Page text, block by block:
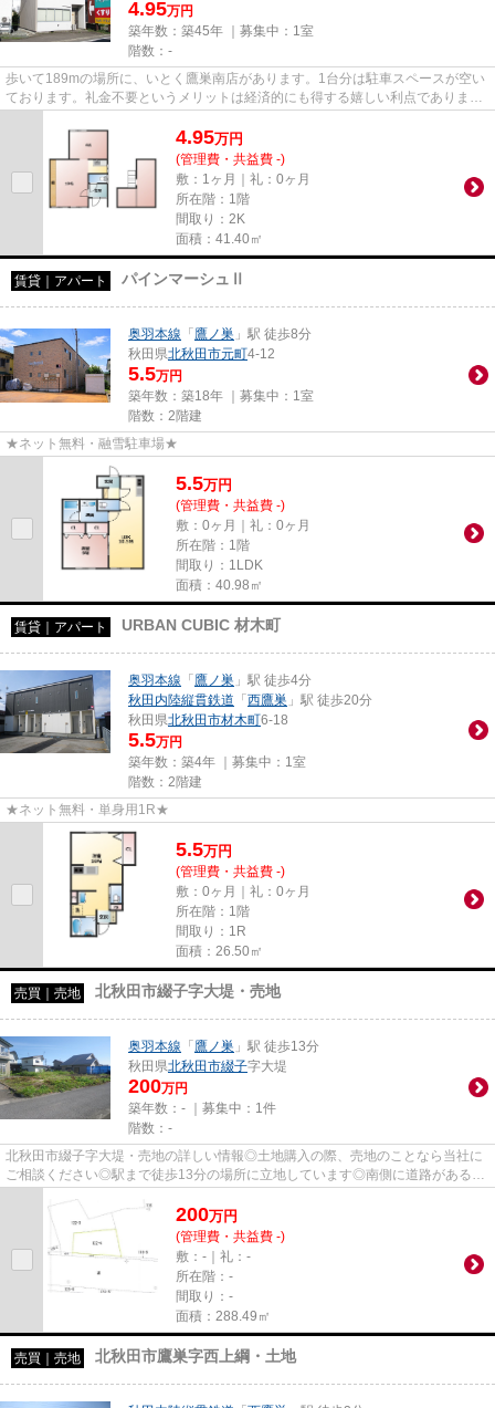
4.95万円
築年数：築45年 ｜募集中： 1室
階数：-
歩いて189mの場所に、いとく鷹巣南店があります。1台分は駐車スペースが空い
ております。礼金不要というメリットは経済的にも得する嬉しい利点でありま
4.95万円
(管理費・共益費 -)
敷：1ヶ月｜礼：0ヶ月
所在階：1階
間取り：2K
面積：41.40㎡
賃貸｜アパート パインマーシュⅡ
奥羽本線 「 鷹ノ巣 」駅 徒歩8分
秋田県北秋田市元町4-12
5.5万円
築年数：築18年 ｜募集中： 1室
階数：2階建
★ネット無料・融雪駐車場★
5.5万円
(管理費・共益費 -)
敷：0ヶ月｜礼：0ヶ月
所在階：1階
間取り：1LDK
面積：40.98㎡
賃貸｜アパート URBAN CUBIC 材木町
奥羽本線 「 鷹ノ巣 」駅 徒歩4分
秋田内陸縦貫鉄道 「 西鷹巣 」駅 徒歩20分
秋田県北秋田市材木町6-18
5.5万円
築年数：築4年 ｜募集中： 1室
階数：2階建
★ネット無料・単身用1R★
5.5万円
(管理費・共益費 -)
敷：0ヶ月｜礼：0ヶ月
所在階：1階
間取り：1R
面積：26.50㎡
売買｜売地 北秋田市綴子字大堤・売地
奥羽本線 「 鷹ノ巣 」駅 徒歩13分
秋田県北秋田市綴子字大堤
200万円
築年数：- ｜募集中： 1件
階数：-
北秋田市綴子字大堤・売地の詳しい情報◎土地購入の際、売地のことなら当社に
ご相談ください◎駅まで徒歩13分の場所に立地しています◎南側に道路があるた
200万円
(管理費・共益費 -)
敷：-｜礼：-
所在階：-
間取り：-
面積：288.49㎡
売買｜売地 北秋田市鷹巣字西上綱・土地